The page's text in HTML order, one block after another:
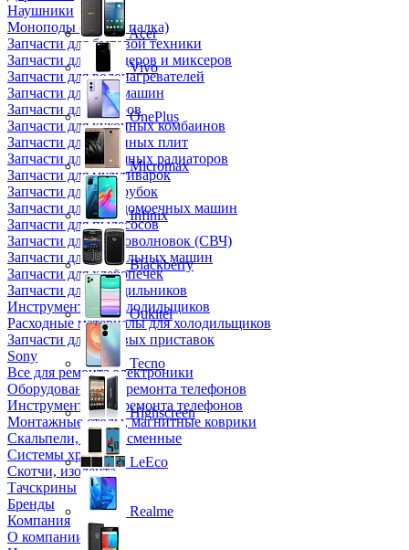
Наушники
Моноподы (Селфи палка)
Запчасти для бытовой техники
Запчасти для блендеров и миксеров
Запчасти для водонагревателей
Запчасти для кофемашин
Запчасти для кулеров
Запчасти для кухонных комбаинов
Запчасти для кухонных плит
Запчасти для масляных радиаторов
Запчасти для мультиварок
Запчасти для мясорубок
Запчасти для посудомоечных машин
Запчасти для пылесосов
Запчасти для микроволновок (СВЧ)
Запчасти для стиральных машин
Запчасти для хлебопечек
Запчасти для холодильников
Инструмент для холодильщиков
Расходные материалы для холодильщиков
Запчасти для игровых приставок
Sony
Все для ремонта электроники
Оборудование для ремонта телефонов
Инструменты для ремонта телефонов
Монтажные столы, магнитные коврики
Скальпели, лезвия сменные
Системы хранения
Скотчи, изолента
Тачскрины
Бренды
Компания
О компании
Acer
Vivo
OnePlus
Micromax
Infinix
Blackberry
Oukitel
Tecno
Highscreen
LeEco
Realme